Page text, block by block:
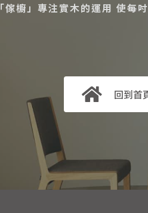
「傢櫥」專注實木的運用 使每
回到首